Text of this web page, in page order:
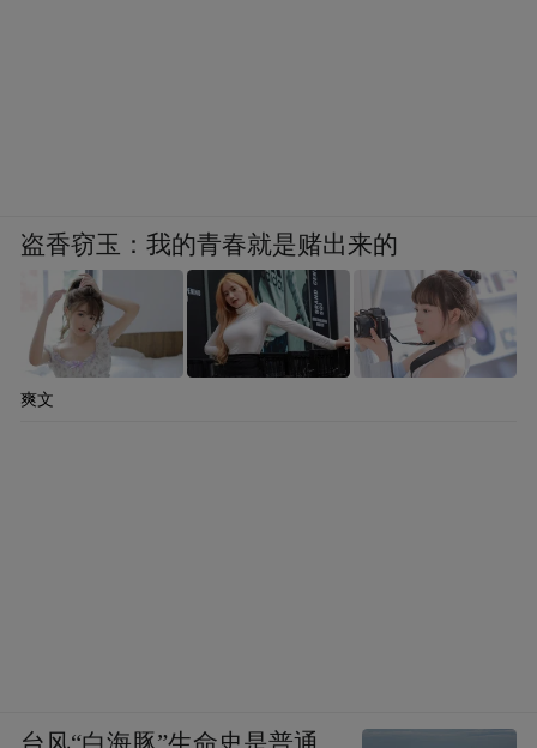
盗香窃玉：我的青春就是赌出来的
爽文